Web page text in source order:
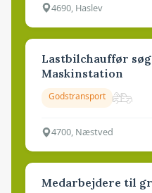
4690, Haslev
Lastbilchauffør
Maskinstation
Godstransport
4700, Næstved
Medarbejdere til